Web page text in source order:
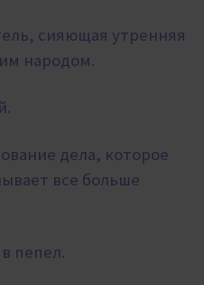
сияющая утренняя
народом.
дела, которое
все больше
пепел.